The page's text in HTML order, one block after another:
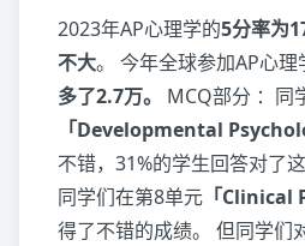
2023年AP心理学的5分率为
不大。 今年全球参加AP心理
多了2.7万。
MCQ部分 ：同
「Developmental
不错，31%的学生回答对了
同学们在第8单元 「Clinical
得了不错的成绩。 但同学们